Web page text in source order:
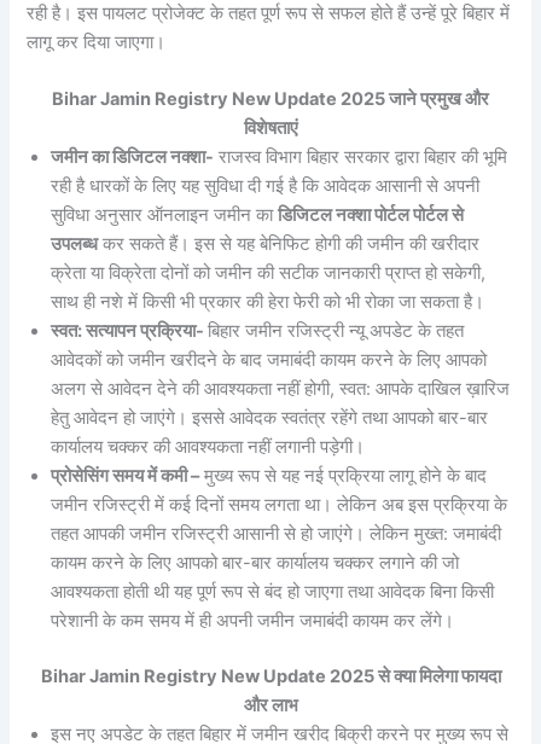
रही है। इस पायलट प्रोजेक्ट के तहत पूर्ण रूप से सफल होते हैं उन्हें पूरे बिहार में
लागू कर दिया जाएगा।
Bihar Jamin Registry New Update 2025 जाने प्रमुख और
विशेषताएं
जमीन का डिजिटल नक्शा- राजस्व विभाग बिहार सरकार द्वारा बिहार की भूमि
रही है धारकों के लिए यह सुविधा दी गई है कि आवेदक आसानी से अपनी
सुविधा अनुसार ऑनलाइन जमीन काडिजिटल नक्शा पोर्टल पोर्टल से
उपलब्धकर सकते हैं। इस से यह बेनिफिट होगी की जमीन की खरीदार
क्रेता या विक्रेता दोनों को जमीन की सटीक जानकारी प्राप्त हो सकेगी,
साथ ही नशे में किसी भी प्रकार की हेरा फेरी को भी रोका जा सकता है।
स्वत: सत्यापन प्रक्रिया-बिहार जमीन रजिस्ट्री न्यू अपडेट के तहत
आवेदकों को जमीन खरीदने के बाद जमाबंदी कायम करने के लिए आपको
अलग से आवेदन देने की आवश्यकता नहीं होगी, स्वत: आपके दाखिल ख़ारिज
हेतु आवेदन हो जाएंगे। इससे आवेदक स्वतंत्र रहेंगे तथा आपको बार-बार
कार्यालय चक्कर की आवश्यकता नहीं लगानी पड़ेगी।
प्रोसेसिंग समय में कमी –मुख्य रूप से यह नई प्रक्रिया लागू होने के बाद
जमीन रजिस्ट्री में कई दिनों समय लगता था। लेकिन अब इस प्रक्रिया के
तहत आपकी जमीन रजिस्ट्री आसानी से हो जाएंगे। लेकिन मुख्त: जमाबंदी
कायम करने के लिए आपको बार-बार कार्यालय चक्कर लगाने की जो
आवश्यकता होती थी यह पूर्ण रूप से बंद हो जाएगा तथा आवेदक बिना किसी
परेशानी के कम समय में ही अपनी जमीन जमाबंदी कायम कर लेंगे।
Bihar Jamin Registry New Update 2025 से क्या मिलेगा फायदा
और लाभ
इस नए अपडेट के तहत बिहार में जमीन खरीद बिक्री करने पर मुख्य रूप से